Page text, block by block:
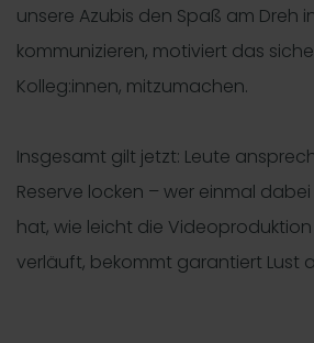
unsere Azubis den Spaß am Dreh
kommunizieren, motiviert das
Kolleg:innen, mitzumachen.
Insgesamt gilt jetzt: Leute
Reserve locken – wer einmal
hat, wie leicht die
verläuft, bekommt garantiert Lust